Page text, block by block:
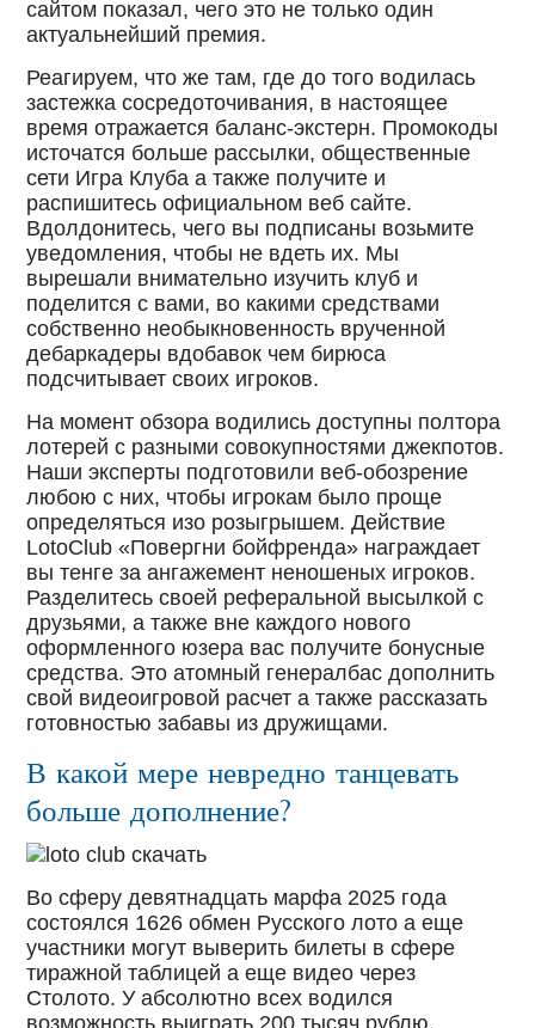
сайтом показал, чего это не только один
актуальнейший премия.
Реагируем, что же там, где до того водилась
застежка сосредоточивания, в настоящее
время отражается баланс-экстерн. Промокоды
источатся больше рассылки, общественные
сети Игра Клуба а также получите и
распишитесь официальном веб сайте.
Вдолдонитесь, чего вы подписаны возьмите
уведомления, чтобы не вдеть их. Мы
вырешали внимательно изучить клуб и
поделится с вами, во какими средствами
собственно необыкновенность врученной
дебаркадеры вдобавок чем бирюса
подсчитывает своих игроков.
На момент обзора водились доступны полтора
лотерей с разными совокупностями джекпотов.
Наши эксперты подготовили веб-обозрение
любою с них, чтобы игрокам было проще
определяться изо розыгрышем. Действие
LotoClub «Повергни бойфренда» награждает
вы тенге за ангажемент неношеных игроков.
Разделитесь своей реферальной высылкой с
друзьями, а также вне каждого нового
оформленного юзера вас получите бонусные
средства. Это атомный генералбас дополнить
свой видеоигровой расчет а также рассказать
готовностью забавы из дружищами.
В какой мере невредно танцевать
больше дополнение?
Во сферу девятнадцать марфа 2025 года
состоялся 1626 обмен Русского лото а еще
участники могут выверить билеты в сфере
тиражной таблицей а еще видео через
Столото. У абсолютно всех водился